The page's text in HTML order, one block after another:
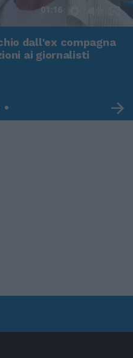
01:16
dall'ex compagna
ai giornalisti